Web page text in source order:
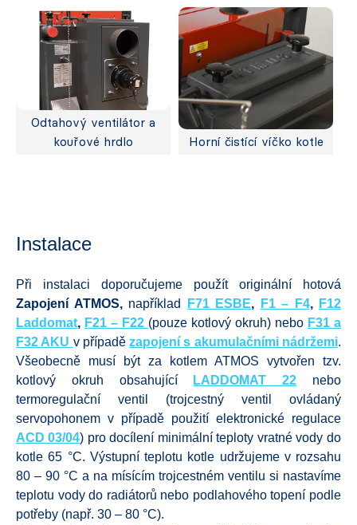
Odtahový ventilátor a
kouřové hrdlo
Horní čistící víčko kotle
Instalace
Při instalaci doporučujeme použít originální hotová
Zapojení ATMOS, například F71 ESBE, F1 – F4, F12
Laddomat, F21 – F22 (pouze kotlový okruh) nebo F31 a
F32 AKU v případězapojení s akumulačními nádržemi.
Všeobecně musí být za kotlem ATMOS vytvořen tzv.
kotlový okruh obsahující
LADDOMAT 22 nebo
termoregulační ventil (trojcestný ventil ovládaný
servopohonem v případě použití elektronické regulace
ACD 03/04) pro docílení minimální teploty vratné vody do
kotle 65 °C. Výstupní teplotu kotle udržujeme v rozsahu
80 – 90 °C a na mísícím trojcestném ventilu si nastavíme
teplotu vody do radiátorů nebo podlahového topení podle
potřeby (např. 30 – 80 °C).